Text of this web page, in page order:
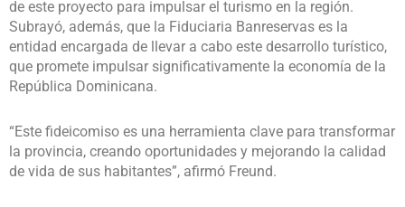
de este proyecto para impulsar el turismo en la región.
Subrayó, además, que la Fiduciaria Banreservas es la
entidad encargada de llevar a cabo este desarrollo turístico,
que promete impulsar significativamente la economía de la
República Dominicana.
“Este fideicomiso es una herramienta clave para transformar
la provincia, creando oportunidades y mejorando la calidad
de vida de sus habitantes”, afirmó Freund.